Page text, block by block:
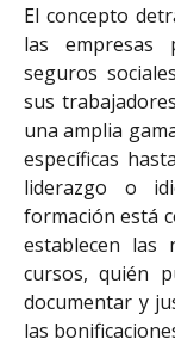
El concepto
las empresas
seguros
sus
una amplia
específicas
liderazgo o
formación está
establecen las
cursos, quién
documentar y
las